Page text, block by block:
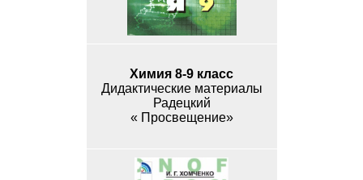
Химия 8-9 класс
Дидактические материалы
Радецкий
« Просвещение»